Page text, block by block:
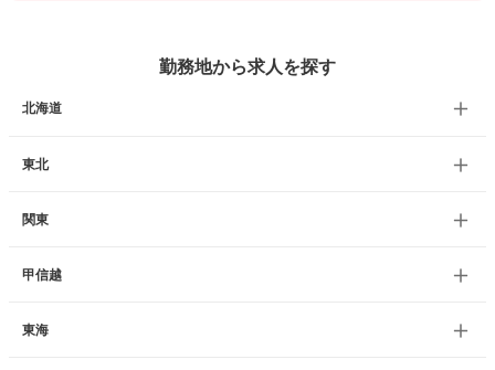
勤務地から求人を探す
北海道
東北
関東
甲信越
東海